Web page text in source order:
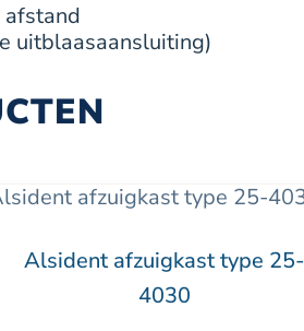
uitblaasaansluiting)
Alsident afzuigkast type 25-
4030